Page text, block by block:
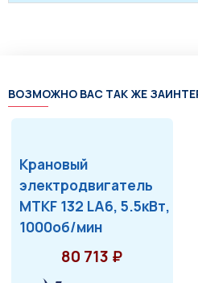
ВОЗМОЖНО ВАС ТАК ЖЕ
Крановый
электродвигатель
MTKF 132 LA6, 5.5кВт,
1000об/мин
80 713 ₽